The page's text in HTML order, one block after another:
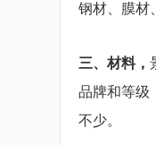
钢材、膜材
三、材料，
品牌和等级
不少。